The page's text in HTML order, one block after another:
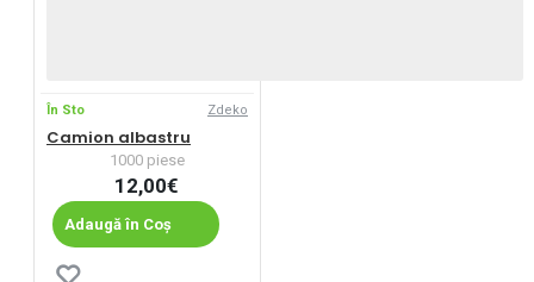
În Sto Zdeko
Camion albastru
1000 piese
12,00€
Adaugă în Coș